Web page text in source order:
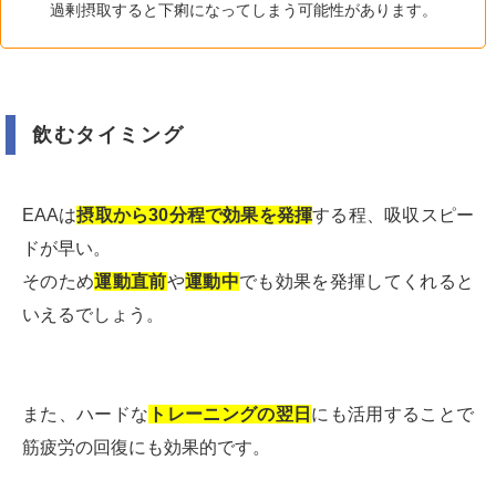
過剰摂取すると下痢になってしまう可能性があります。
飲むタイミング
EAAは摂取から30分程で効果を発揮する程、吸収スピー
ドが早い。
そのため運動直前や運動中でも効果を発揮してくれると
いえるでしょう。
また、ハードな トレーニングの翌日 にも活用することで
筋疲労の回復にも効果的です。